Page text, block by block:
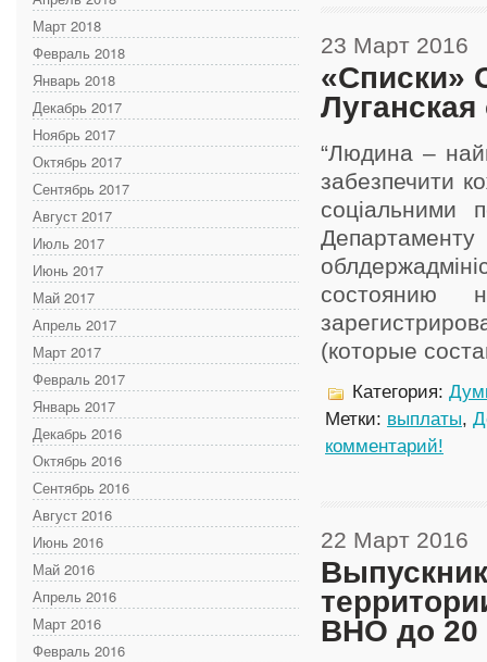
Март 2018
Февраль 2018
Январь 2018
Декабрь 2017
Ноябрь 2017
Октябрь 2017
Сентябрь 2017
Август 2017
Июль 2017
Июнь 2017
Май 2017
Апрель 2017
Март 2017
Февраль 2017
Январь 2017
Декабрь 2016
Октябрь 2016
Сентябрь 2016
Август 2016
Июнь 2016
Май 2016
Апрель 2016
Март 2016
Февраль 2016
23 Март 2016
«Списки»
Луганская
“Людина –
забезпечити
соціальними
Департаменту
состоянию
(которые
Категория:
Метки: выплаты,
комментарий!
22 Март 2016
ВНО до 20